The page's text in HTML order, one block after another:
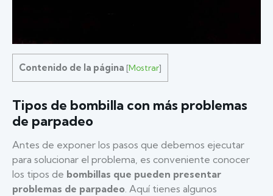
Contenido de la página [Mostrar]
Tipos de bombilla con más problemas
de parpadeo
Antes de exponer los pasos que debemos ejecutar
para solucionar el problema, es conveniente conocer
los tipos de bombillas que pueden presentar
problemas de parpadeo . Aquí tienes algunos